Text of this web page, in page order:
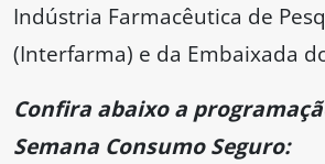
Indústria Farmacêutica de
(Interfarma) e da Embaixada
Confira abaixo a
Semana Consumo Seguro: